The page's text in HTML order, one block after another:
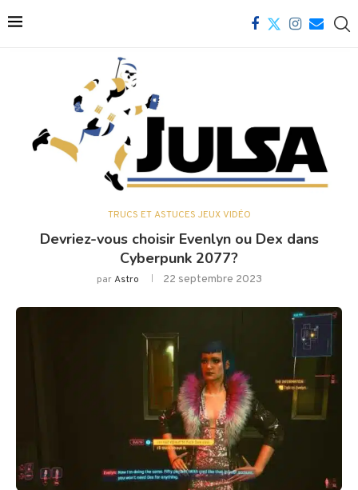
TRUCS ET ASTUCES JEUX VIDÉO
Devriez-vous choisir Evenlyn ou Dex dans
Cyberpunk 2077?
parAstro 22 septembre 2023